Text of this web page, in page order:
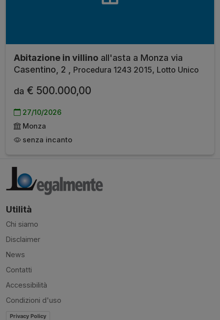
Abitazione in villino all'asta a Monza via
Casentino, 2 ,
Procedura 1243 2015, Lotto Unico
da € 500.000,00
27/10/2026
Monza
senza incanto
Utilità
Chi siamo
Disclaimer
News
Contatti
Accessibilità
Condizioni d'uso
Privacy Policy